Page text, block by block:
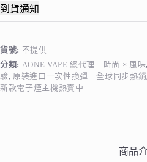
晶
2
12000
口
大
容
到貨通知
貨號: 不提供
分類: AONE VAPE 總代理｜時尚 × 風味,
驗, 原裝進口一次性換彈｜全球同步熱銷
新款電子煙主機熱賣中
商品